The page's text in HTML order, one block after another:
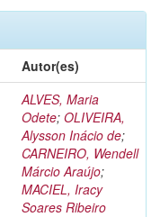
Autor(es)
ALVES, Maria
Odete; OLIVEIRA,
Alysson Inácio de;
CARNEIRO, Wendell
Márcio Araújo;
MACIEL, Iracy
Soares Ribeiro